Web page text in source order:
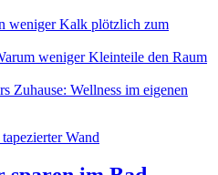
weniger Kalk plötzlich zum
weniger Kleinteile den Raum
Zuhause: Wellness im eigenen